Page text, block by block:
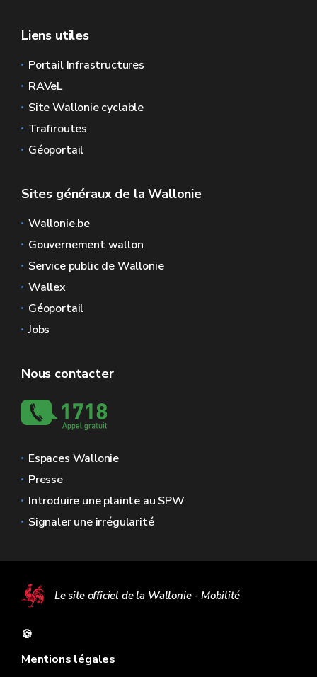
Liens utiles
Portail Infrastructures
RAVeL
Site Wallonie cyclable
Trafiroutes
Géoportail
Sites généraux de la Wallonie
Wallonie.be
Gouvernement wallon
Service public de Wallonie
Wallex
Géoportail
Jobs
Nous contacter
Espaces Wallonie
Presse
Introduire une plainte au SPW
Signaler une irrégularité
Le site officiel de la Wallonie - Mobilité
🍪
Mentions légales